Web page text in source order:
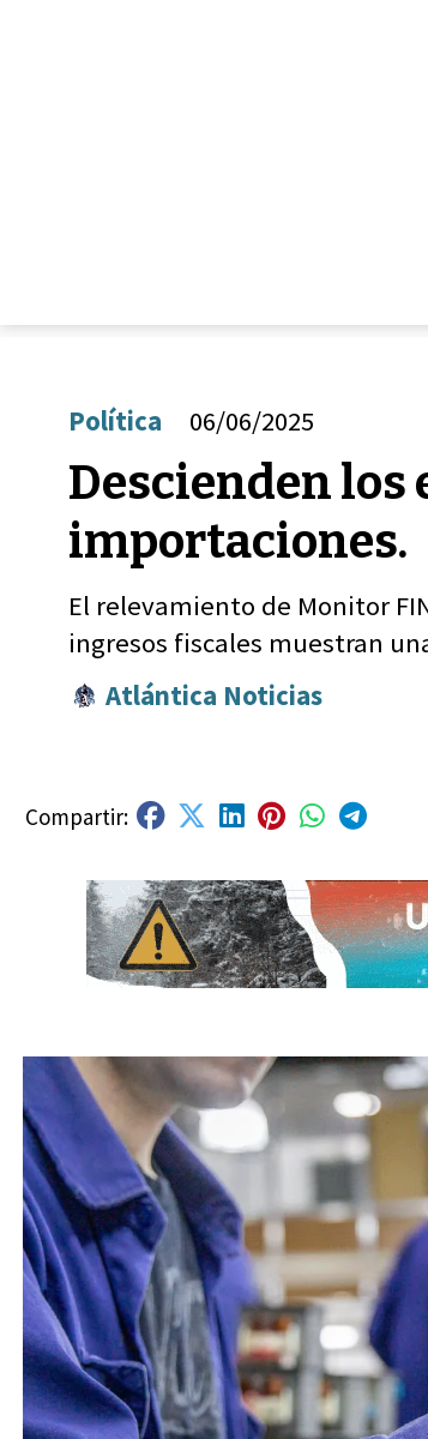
Descienden los
importaciones.
El relevamiento de Monitor
ingresos fiscales muestran
Política 06/06/2025
Atlántica Noticias